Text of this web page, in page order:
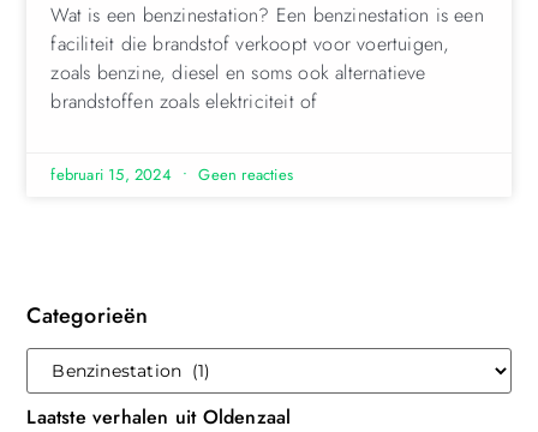
Wat is een benzinestation? Een benzinestation is een
faciliteit die brandstof verkoopt voor voertuigen,
zoals benzine, diesel en soms ook alternatieve
brandstoffen zoals elektriciteit of
februari 15, 2024 Geen reacties
Categorieën
Laatste verhalen uit Oldenzaal